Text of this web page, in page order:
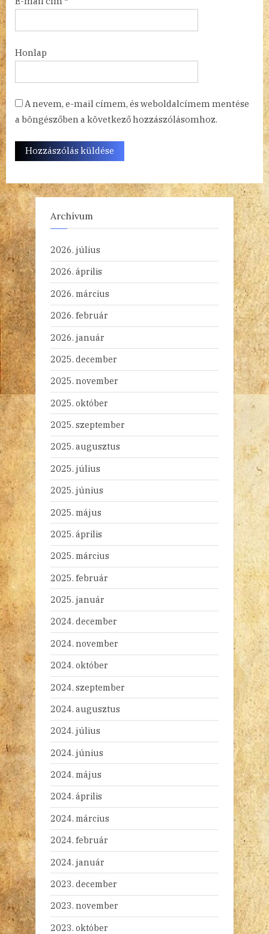
Honlap
A nevem, e-mail címem, és weboldalcímem mentése
a böngészőben a következő hozzászólásomhoz.
Archívum
2026. július
2026. április
2026. március
2026. február
2026. január
2025. december
2025. november
2025. október
2025. szeptember
2025. augusztus
2025. július
2025. június
2025. május
2025. április
2025. március
2025. február
2025. január
2024. december
2024. november
2024. október
2024. szeptember
2024. augusztus
2024. július
2024. június
2024. május
2024. április
2024. március
2024. február
2024. január
2023. december
2023. november
2023. október